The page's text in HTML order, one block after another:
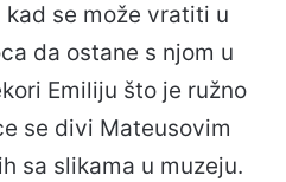
se može vratiti u
da ostane s njom u
Emiliju što je ružno
se divi Mateusovim
sa slikama u muzeju.